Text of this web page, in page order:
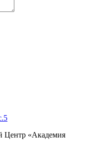
Центр «Академия